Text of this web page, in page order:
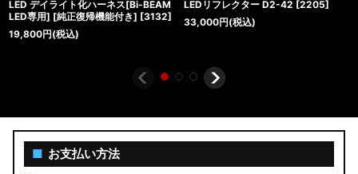
LED デイライト化ハーネス[Bi-BEAM
LED専用] [純正復帰機能付き] [3132]
19,800円(税込)
LEDリフレクター D2-42 [2205]
33,000円(税込)
■ お支払い方法